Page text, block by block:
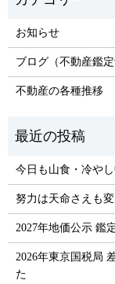
お知らせ
ブログ（不動産鑑
不動産の各種推移
今日も山食・冷や
努力は天命さえも
2027年地価公示 鑑
2026年東京国税局
た